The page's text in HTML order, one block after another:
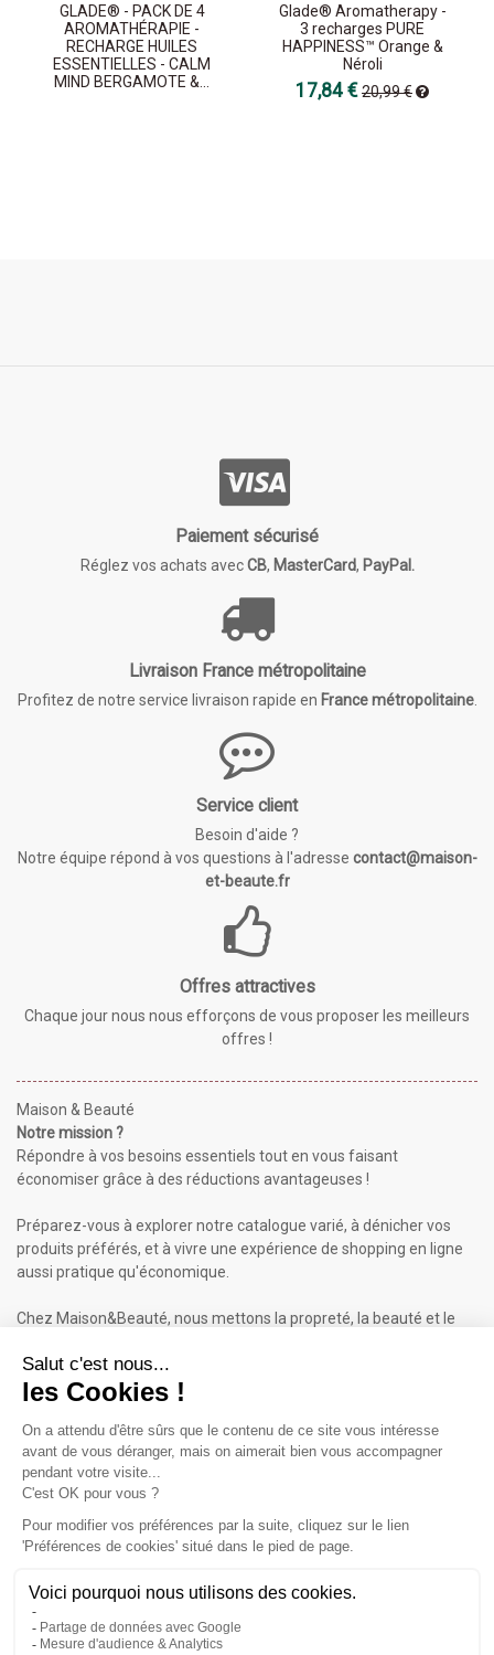
GLADE® - PACK DE 4
AROMATHÉRAPIE -
RECHARGE HUILES
ESSENTIELLES - CALM
MIND BERGAMOTE &...
Glade® Aromatherapy -
3 recharges PURE
HAPPINESS™ Orange &
Néroli
17,84 €20,99 €
Paiement sécurisé
Réglez vos achats avecCB, MasterCard, PayPal.
Livraison France métropolitaine
Profitez de notre service livraison rapide en France métropolitaine.
Service client
Besoin d'aide ?
Notre équipe répond à vos questions à l'adresse contact@maison-
et-beaute.fr
Offres attractives
Chaque jour nous nous efforçons de vous proposer les meilleurs
offres !
Maison & Beauté
Notre mission ?
Répondre à vos besoins essentiels tout en vous faisant
économiser grâce à des réductions avantageuses !
Préparez-vous à explorer notre catalogue varié, à dénicher vos
produits préférés, et à vivre une expérience de shopping en ligne
aussi pratique qu'économique.
Chez Maison&Beauté, nous mettons la propreté, la beauté et le
Maison & Beauté : Informations
À propos de nous
Conditions générales de vente (CGV)
Plan du site
Contactez-nous
Cliquez-ici pour modifier vos préférences en matière de cookies
Inscrivez-vous à notre Newsletter